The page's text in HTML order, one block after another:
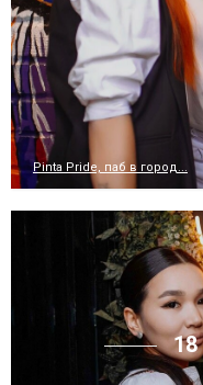
Pinta Pride, паб в город...
18